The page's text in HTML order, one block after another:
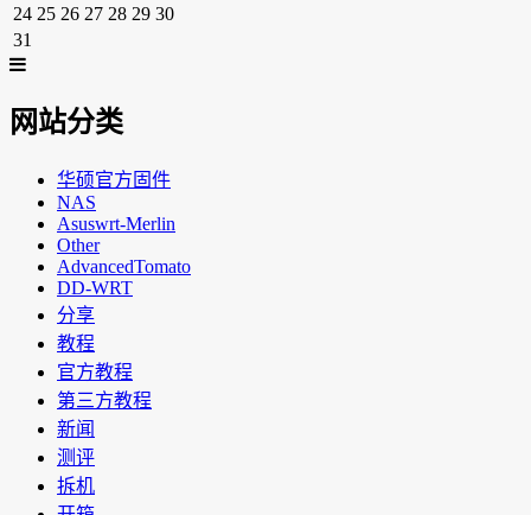
24 25 26 27 28 29 30
31
网站分类
华硕官方固件
NAS
Asuswrt-Merlin
Other
AdvancedTomato
DD-WRT
分享
教程
官方教程
第三方教程
新闻
测评
拆机